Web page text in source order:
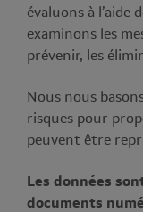
évaluons à l’aide
examinons les
prévenir, les
Nous nous
risques pour
peuvent être
Les données
documents